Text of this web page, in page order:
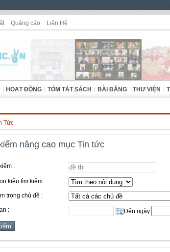
Quảng cáo Liên Hệ
HOẠT ĐỘNG TÓM TẮT SÁCH BÀI ĐĂNG THƯ VIỆN
Tức
nâng cao mục Tin tức
:
kiểu tìm kiếm :
trong chủ đề :
: Đến ngày